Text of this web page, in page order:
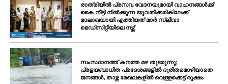
രാത്രിയിൽ പ്രസവ വേദനയുമായി വാഹനങ്ങൾക്ക്
കൈ നീട്ടി നിൽക്കുന്ന യുവതിക്കരികിലേക്ക്
മാലാഖയായി എത്തിയത് മാർ സ്ലീവാ
മെഡിസിറ്റിയിലെ നഴ്സ്
സംസ്ഥാനത്ത് കനത്ത മഴ തുടരുന്നു;
പ്രളയബാധിത പ്രദേശങ്ങളിൽ ദുരിതമൊഴിയാതെ
ജനങ്ങൾ, താഴ്ന്ന മേഖലകളിൽ വെള്ളക്കെട്ട് രൂക്ഷം